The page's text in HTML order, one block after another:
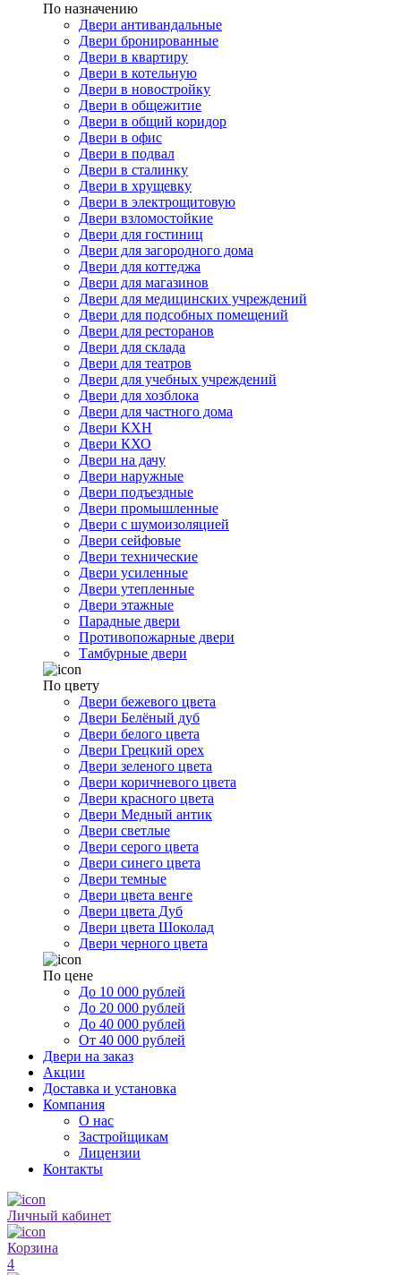
По назначению
Двери антивандальные
Двери бронированные
Двери в квартиру
Двери в котельную
Двери в новостройку
Двери в общежитие
Двери в общий коридор
Двери в офис
Двери в подвал
Двери в сталинку
Двери в хрущевку
Двери в электрощитовую
Двери взломостойкие
Двери для гостиниц
Двери для загородного дома
Двери для коттеджа
Двери для магазинов
Двери для медицинских учреждений
Двери для подсобных помещений
Двери для ресторанов
Двери для склада
Двери для театров
Двери для учебных учреждений
Двери для хозблока
Двери для частного дома
Двери КХН
Двери КХО
Двери на дачу
Двери наружные
Двери подъездные
Двери промышленные
Двери с шумоизоляцией
Двери сейфовые
Двери технические
Двери усиленные
Двери утепленные
Двери этажные
Парадные двери
Противопожарные двери
Тамбурные двери
По цвету
Двери бежевого цвета
Двери Белёный дуб
Двери белого цвета
Двери Грецкий орех
Двери зеленого цвета
Двери коричневого цвета
Двери красного цвета
Двери Медный антик
Двери светлые
Двери серого цвета
Двери синего цвета
Двери темные
Двери цвета венге
Двери цвета Дуб
Двери цвета Шоколад
Двери черного цвета
По цене
До 10 000 рублей
До 20 000 рублей
До 40 000 рублей
От 40 000 рублей
Двери на заказ
Акции
Доставка и установка
Компания
О нас
Застройщикам
Лицензии
Контакты
Личный кабинет
Корзина
4